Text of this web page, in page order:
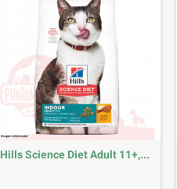
Hills Science Diet Adult 11+,...